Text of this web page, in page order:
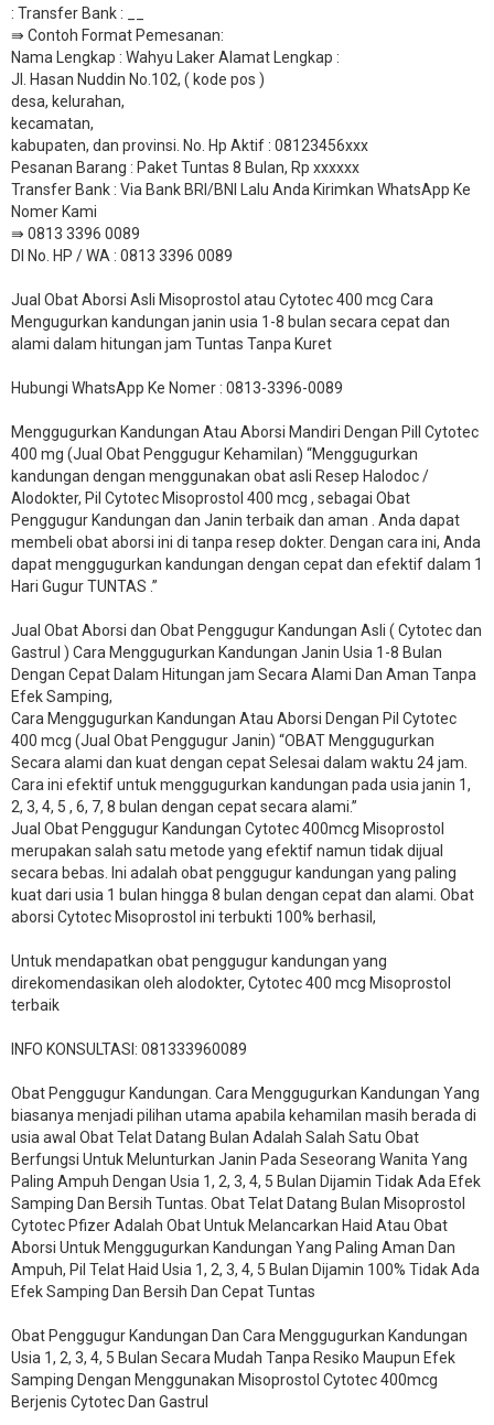
: Transfer Bank : __
​⇛ Contoh Format Pemesanan:
Nama Lengkap : Wahyu Laker Alamat Lengkap :
Jl. Hasan Nuddin No.102, ( kode pos )
desa, kelurahan,
kecamatan,
kabupaten, dan provinsi. No. Hp Aktif : 08123456xxx
Pesanan Barang : Paket Tuntas 8 Bulan, Rp xxxxxx
​Transfer Bank : Via Bank BRI/BNI Lalu Anda Kirimkan WhatsApp Ke
Nomer Kami
⇛ 0813 3396 0089
DI No. HP / WA : 0813 3396 0089
Jual Obat Aborsi Asli Misoprostol atau Cytotec 400 mcg Cara
Mengugurkan kandungan janin usia 1-8 bulan secara cepat dan
alami dalam hitungan jam Tuntas Tanpa Kuret
Hubungi WhatsApp Ke Nomer : 0813-3396-0089​
Menggugurkan Kandungan Atau Aborsi Mandiri Dengan Pill Cytotec
400 mg (Jual Obat Penggugur Kehamilan) “Menggugurkan
kandungan dengan menggunakan obat asli Resep Halodoc /
Alodokter, Pil Cytotec Misoprostol 400 mcg , sebagai Obat
Penggugur Kandungan dan Janin terbaik dan aman . Anda dapat
membeli obat aborsi ini di tanpa resep dokter. Dengan cara ini, Anda
dapat menggugurkan kandungan dengan cepat dan efektif dalam 1
Hari Gugur TUNTAS .”
Jual Obat Aborsi dan Obat Penggugur Kandungan Asli ( Cytotec dan
Gastrul ) Cara Menggugurkan Kandungan Janin Usia 1-8 Bulan
Dengan Cepat Dalam Hitungan jam Secara Alami Dan Aman Tanpa
Efek Samping,
Cara Menggugurkan Kandungan Atau Aborsi Dengan Pil Cytotec
400 mcg (Jual Obat Penggugur Janin) “OBAT Menggugurkan
Secara alami dan kuat dengan cepat Selesai dalam waktu 24 jam.
Cara ini efektif untuk menggugurkan kandungan pada usia janin 1,
2, 3, 4, 5 , 6, 7, 8 bulan dengan cepat secara alami.”
Jual Obat Penggugur Kandungan Cytotec 400mcg Misoprostol
merupakan salah satu metode yang efektif namun tidak dijual
secara bebas. Ini adalah obat penggugur kandungan yang paling
kuat dari usia 1 bulan hingga 8 bulan dengan cepat dan alami. Obat
aborsi Cytotec Misoprostol ini terbukti 100% berhasil,
Untuk mendapatkan obat penggugur kandungan yang
direkomendasikan oleh alodokter, Cytotec 400 mcg Misoprostol
terbaik
INFO KONSULTASI: 081333960089
​Obat Penggugur Kandungan. Cara Menggugurkan Kandungan Yang
biasanya menjadi pilihan utama apabila kehamilan masih berada di
usia awal Obat Telat Datang Bulan Adalah Salah Satu Obat
Berfungsi Untuk Melunturkan Janin Pada Seseorang Wanita Yang
Paling Ampuh Dengan Usia 1, 2, 3, 4, 5 Bulan Dijamin Tidak Ada Efek
Samping Dan Bersih Tuntas. Obat Telat Datang Bulan Misoprostol
Cytotec Pfizer Adalah Obat Untuk Melancarkan Haid Atau Obat
Aborsi Untuk Menggugurkan Kandungan Yang Paling Aman Dan
Ampuh, Pil Telat Haid Usia 1, 2, 3, 4, 5 Bulan Dijamin 100% Tidak Ada
Efek Samping Dan Bersih Dan Cepat Tuntas
Obat Penggugur Kandungan Dan Cara Menggugurkan Kandungan
Usia 1, 2, 3, 4, 5 Bulan Secara Mudah Tanpa Resiko Maupun Efek
Samping Dengan Menggunakan Misoprostol Cytotec 400mcg
Berjenis Cytotec Dan Gastrul